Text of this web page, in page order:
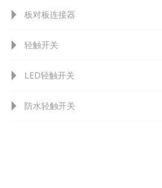
板对板连接器
轻触开关
LED轻触开关
防水轻触开关